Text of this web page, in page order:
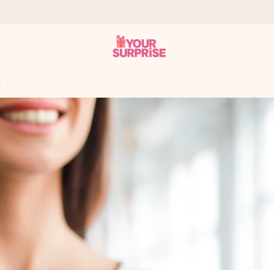
som mulig - slik at du kan gi gaven i tide, når den betyr aller mest.
av dere eller en beskjed som virkelig berører hjertet. Ikke noe